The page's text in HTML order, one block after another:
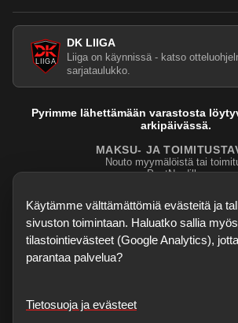
DK LIIGA
Liiga on käynnissä - katso
sarjataulukko.
Pyrimme lähettämään varastosta
arkipäivässä.
MAKSU- JA
Nouto myymälöistä tai
PostNordilla.
Evasteasetukset
Käytämme välttämättömiä evästeitä ja
sivuston toimintaan. Haluatko sallia myös
tilastointievästeet (Google Analytics),
parantaa palvelua?
Tietosuoja ja evästeet